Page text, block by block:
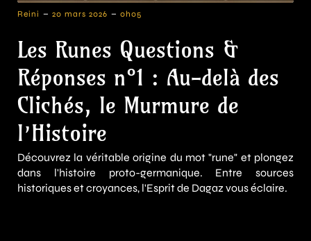
Reini - 20 mars 2026 - 0h05
Les Runes Questions &
Réponses n°1 : Au-delà des
Clichés, le Murmure de
l’Histoire
Découvrez la véritable origine du mot "rune" et plongez
dans l'histoire proto-germanique. Entre sources
historiques et croyances, l'Esprit de Dagaz vous éclaire.